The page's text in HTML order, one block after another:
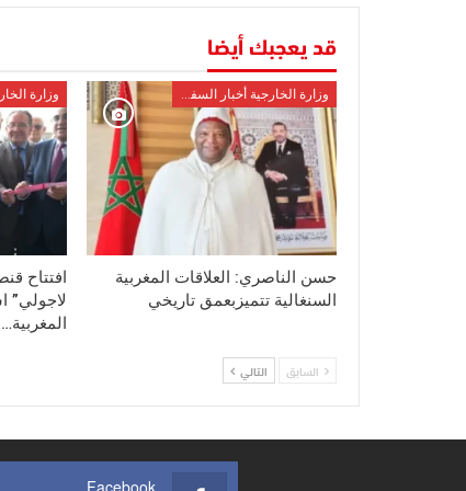
قد يعجبك أيضا
وزارة الخارجية أخبار السفراء
حسن الناصري: العلاقات المغربية
السنغالية تتميزبعمق تاريخي
افتتاح
لاجولي”
المغربية…
السابق التالي